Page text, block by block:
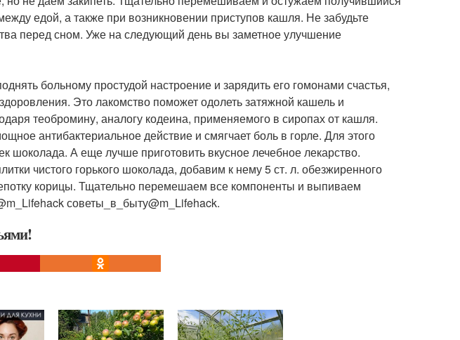
едой, а также при возникновении приступов кашля. Не забудьте
перед сном. Уже на следующий день вы заметное улучшение
больному простудой настроение и зарядить его гомонами счастья,
Это лакомство поможет одолеть затяжной кашель и
теобромину, аналогу кодеина, применяемого в сиропах от кашля.
антибактериальное действие и смягчает боль в горле. Для этого
шоколада. А еще лучше приготовить вкусное лечебное лекарство.
чистого горького шоколада, добавим к нему 5 ст. л. обезжиренного
корицы. Тщательно перемешаем все компоненты и выпиваем
советы_в_быту@m_Lifehack.